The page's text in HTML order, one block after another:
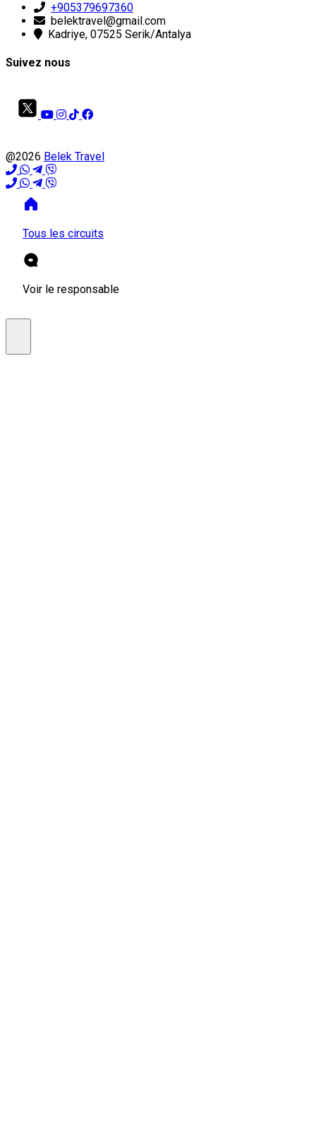
+905379697360
belektravel@gmail.com
Kadriye, 07525 Serik/Antalya
Suivez nous
@2026 Belek Travel
Tous les circuits
Voir le responsable